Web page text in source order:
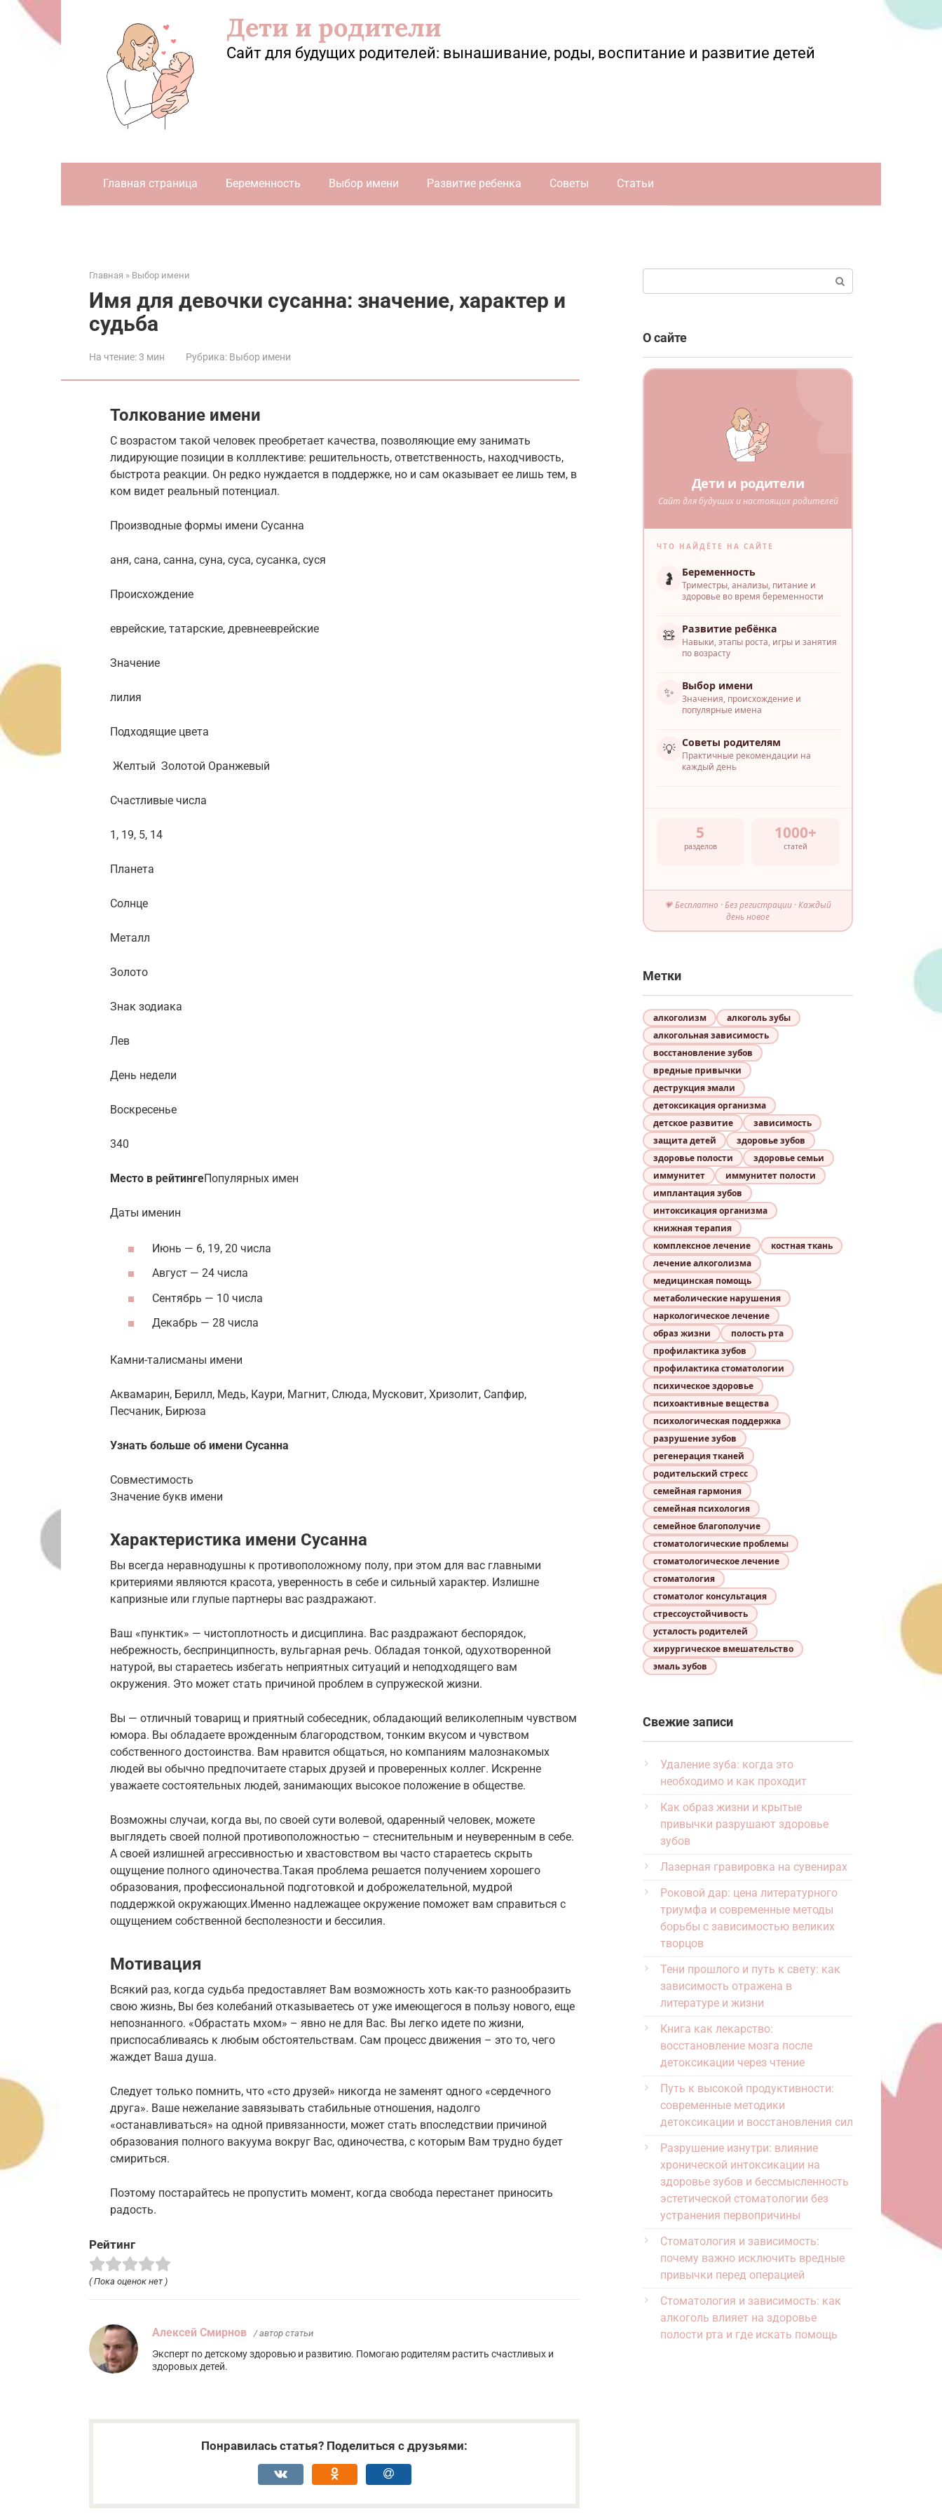
Перейти
Дети и родители
Сайт для будущих родителей: вынашивание, роды, воспитание и развитие детей
Главная страница Беременность Выбор имени Развитие ребенка Советы Статьи
Главная » Выбор имени
Имя для девочки сусанна: значение, характер и
судьба
На чтение:3 мин Рубрика: Выбор имени
Толкование имени
С возрастом такой человек преобретает качества, позволяющие ему занимать
лидирующие позиции в колллективе: решительность, ответственность, находчивость,
быстрота реакции. Он редко нуждается в поддержке, но и сам оказывает ее лишь тем, в
ком видет реальный потенциал.
Производные формы имени Сусанна
аня, сана, санна, суна, суса, сусанка, суся
Проиcхождение
еврейские, татарские, древнееврейские
Значение
лилия
Подходящие цвета
Желтый Золотой Оранжевый
Счастливые числа
1, 19, 5, 14
Планета
Солнце
Металл
Золото
Знак зодиака
Лев
День недели
Воскресенье
340
Место в рейтингеПопулярных имен
Даты именин
Июнь — 6, 19, 20 числа
Август — 24 числа
Сентябрь — 10 числа
Декабрь — 28 числа
Камни-талисманы имени
Аквамарин, Берилл, Медь, Каури, Магнит, Слюда, Мусковит, Хризолит, Сапфир,
Песчаник, Бирюза
Узнать больше об имени Сусанна
Совместимость
Значение букв имени
Характеристика имени Сусанна
Вы всегда неравнодушны к противоположному полу, при этом для вас главными
критериями являются красота, уверенность в себе и сильный характер. Излишне
капризные или глупые партнеры вас раздражают.
Ваш «пунктик» — чистоплотность и дисциплина. Вас раздражают беспорядок,
небрежность, беспринципность, вульгарная речь. Обладая тонкой, одухотворенной
натурой, вы стараетесь избегать неприятных ситуаций и неподходящего вам
окружения. Это может стать причиной проблем в супружеской жизни.
Вы — отличный товарищ и приятный собеседник, обладающий великолепным чувством
юмора. Вы обладаете врожденным благородством, тонким вкусом и чувством
собственного достоинства. Вам нравится общаться, но компаниям малознакомых
людей вы обычно предпочитаете старых друзей и проверенных коллег. Искренне
уважаете состоятельных людей, занимающих высокое положение в обществе.
Возможны случаи, когда вы, по своей сути волевой, одаренный человек, можете
выглядеть своей полной противоположностью – стеснительным и неуверенным в себе.
А своей излишней агрессивностью и хвастовством вы часто стараетесь скрыть
ощущение полного одиночества.Такая проблема решается получением хорошего
образования, профессиональной подготовкой и доброжелательной, мудрой
поддержкой окружающих.Именно надлежащее окружение поможет вам справиться с
ощущением собственной бесполезности и бессилия.
Мотивация
Всякий раз, когда судьба предоставляет Вам возможность хоть как-то разнообразить
свою жизнь, Вы без колебаний отказываетесь от уже имеющегося в пользу нового, еще
непознанного. «Обрастать мхом» – явно не для Вас. Вы легко идете по жизни,
приспосабливаясь к любым обстоятельствам. Сам процесс движения – это то, чего
жаждет Ваша душа.
Следует только помнить, что «сто друзей» никогда не заменят одного «сердечного
друга». Ваше нежелание завязывать стабильные отношения, надолго
«останавливаться» на одной привязанности, может стать впоследствии причиной
образования полного вакуума вокруг Вас, одиночества, с которым Вам трудно будет
смириться.
Поэтому постарайтесь не пропустить момент, когда свобода перестанет приносить
радость.
Рейтинг
( Пока оценок нет )
Алексей Смирнов / автор статьи
Эксперт по детскому здоровью и развитию. Помогаю родителям растить счастливых и
здоровых детей.
Понравилась статья? Поделиться с друзьями:
О сайте
Дети и родители
Сайт для будущих и настоящих родителей
ЧТО НАЙДЁТЕ НА САЙТЕ
🤰 Беременность
Триместры, анализы, питание и
здоровье во время беременности
🧸 Развитие ребёнка
Навыки, этапы роста, игры и занятия
по возрасту
✨ Выбор имени
Значения, происхождение и
популярные имена
💡 Советы родителям
Практичные рекомендации на
каждый день
5
разделов
1000+
статей
💗 Бесплатно · Без регистрации · Каждый
день новое
Метки
алкоголизм
алкоголь зубы
алкогольная зависимость
восстановление зубов
вредные привычки
деструкция эмали
детоксикация организма
детское развитие
зависимость
защита детей
здоровье зубов
здоровье полости
здоровье семьи
иммунитет
иммунитет полости
имплантация зубов
интоксикация организма
книжная терапия
комплексное лечение
костная ткань
лечение алкоголизма
медицинская помощь
метаболические нарушения
наркологическое лечение
образ жизни
полость рта
профилактика зубов
профилактика стоматологии
психическое здоровье
психоактивные вещества
психологическая поддержка
разрушение зубов
регенерация тканей
родительский стресс
семейная гармония
семейная психология
семейное благополучие
стоматологические проблемы
стоматологическое лечение
стоматология
стоматолог консультация
стрессоустойчивость
усталость родителей
хирургическое вмешательство
эмаль зубов
Свежие записи
Удаление зуба: когда это
необходимо и как проходит
Как образ жизни и крытые
привычки разрушают здоровье
зубов
Лазерная гравировка на сувенирах
Роковой дар: цена литературного
триумфа и современные методы
борьбы с зависимостью великих
творцов
Тени прошлого и путь к свету: как
зависимость отражена в
литературе и жизни
Книга как лекарство:
восстановление мозга после
детоксикации через чтение
Путь к высокой продуктивности:
современные методики
детоксикации и восстановления сил
Разрушение изнутри: влияние
хронической интоксикации на
здоровье зубов и бессмысленность
эстетической стоматологии без
устранения первопричины
Стоматология и зависимость:
почему важно исключить вредные
привычки перед операцией
Стоматология и зависимость: как
алкоголь влияет на здоровье
полости рта и где искать помощь